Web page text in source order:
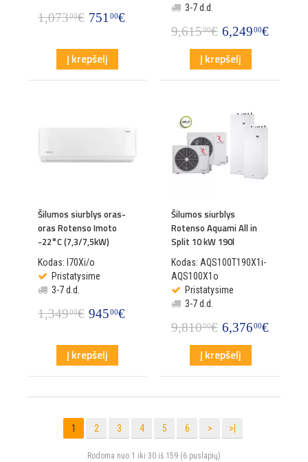
1,07300€ 75100€
Į krepšelį
3-7 d.d.
9,61500€ 6,24900€
Į krepšelį
Šilumos siurblys oras-
oras Rotenso Imoto
-22°C (7,3/7,5kW)
Kodas: I70Xi/o
Pristatysime
3-7 d.d.
1,34900€ 94500€
Į krepšelį
Šilumos siurblys
Rotenso Aquami All in
Split 10 kW 190l
Kodas: AQS100T190X1i-
AQS100X1o
Pristatysime
3-7 d.d.
9,81000€ 6,37600€
Į krepšelį
1 2 3 4 5 6 > >|
Rodoma nuo 1 iki 30 iš 159 (6 puslapių)